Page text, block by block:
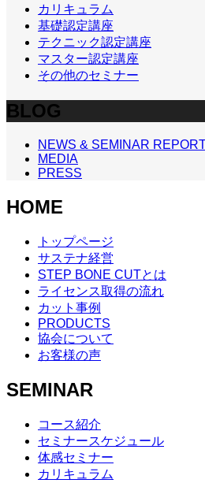
カリキュラム
基礎認定講座
テクニック認定講座
マスター認定講座
その他のセミナー
BLOG
NEWS & SEMINAR
MEDIA
PRESS
HOME
トップページ
サステナ経営
STEP BONE CUTとは
ライセンス取得の流れ
カット事例
PRODUCTS
協会について
お客様の声
SEMINAR
コース紹介
セミナースケジュール
体感セミナー
カリキュラム